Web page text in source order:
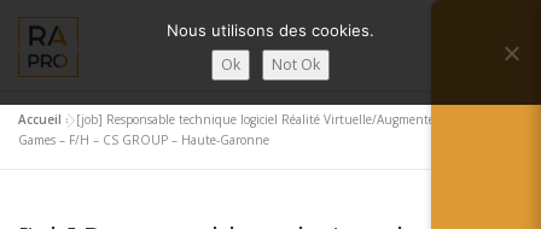
contenu
Menu
LA RÉALITÉ AUGMENTÉE ?
Accueil »[job] Responsable technique logiciel Réalité Virtuelle/Augmentée et Serious
Games – F/H – CS GROUP – Haute-Garonne
Nous utilisons des cookies.
Ok Not Ok